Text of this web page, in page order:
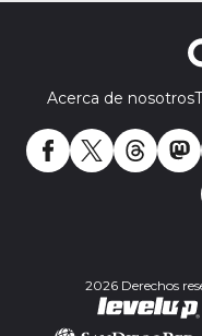
Acerca de nosotros
2026 Derechos